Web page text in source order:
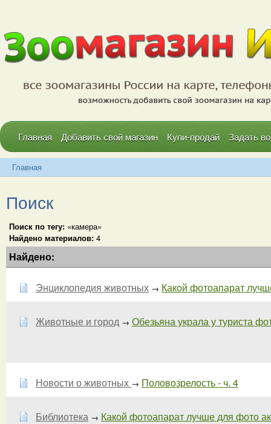
Главная Добавить свой магазин Купи-продай Задать
Главная
Поиск
Поиск по тегу: «камера»
Найдено материалов: 4
Найдено:
Энциклопедия животных → Какой фотоапарат
Животные и город → Обезьяна украла у туриста
Новости о животных → Половозрелость - ч. 4
Библиотека → Какой фотоапарат лучше для фото